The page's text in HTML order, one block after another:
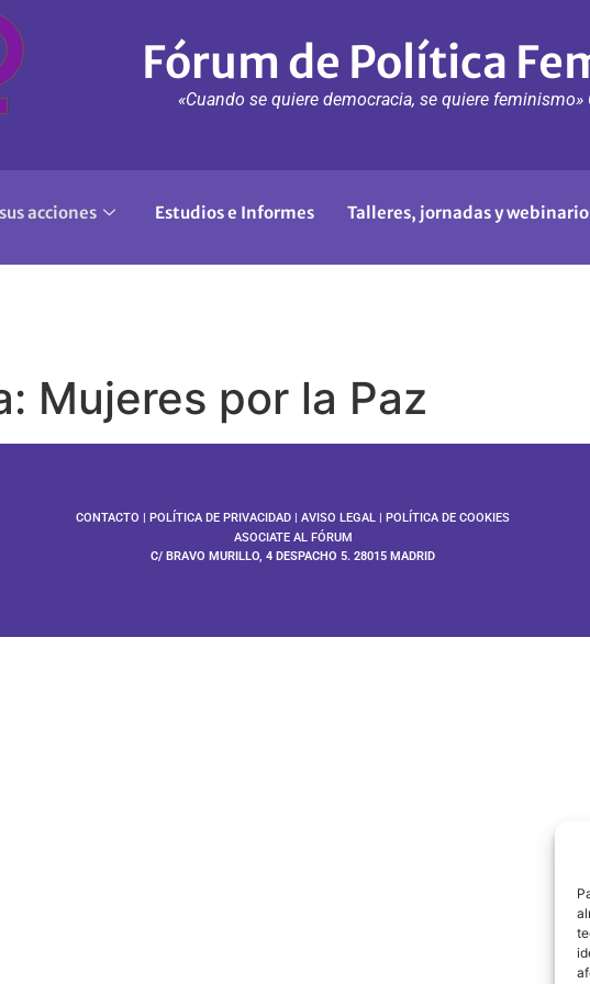
Fórum de Política
«Cuando se quiere democracia, se quiere feminismo»
acciones Estudios e Informes Talleres, jornadas y
Mujeres por la Paz
CONTACTO |POLÍTICA DE PRIVACIDAD |AVISO LEGAL |POLÍTICA DE COOKIES
ASOCIATE AL FÓRUM
C/ BRAVO MURILLO, 4 DESPACHO 5. 28015 MADRID